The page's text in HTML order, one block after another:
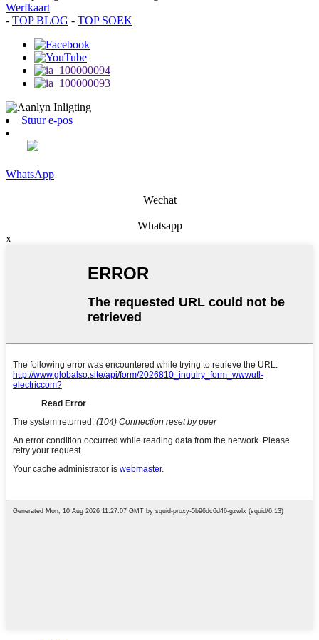
Werfkaart
- TOP BLOG - TOP SOEK
Stuur e-pos
WhatsApp
Wechat
Whatsapp
x